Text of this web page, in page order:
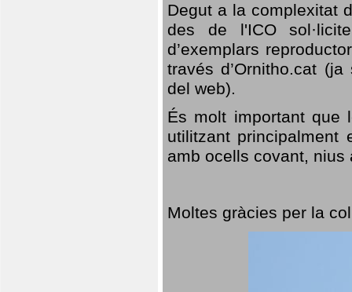
Degut a la complexitat
des de l'ICO
d’exemplars
través d’Ornitho.cat
del web).
És molt important que
utilitzant
amb ocells covant,
Moltes gràcies per la